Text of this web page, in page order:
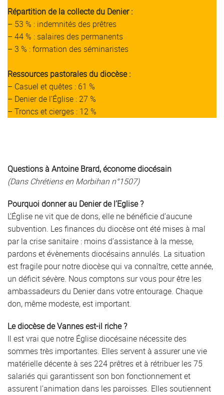
Répartition de la collecte du Denier :
– 53 % : indemnités des prêtres
– 44 % : salaires des permanents
– 3 % : formation des séminaristes
Ressources pastorales du diocèse :
– Casuel et quêtes : 61 %
– Denier de l’Église : 27 %
– Troncs et cierges : 12 %
Questions à Antoine Brard, économe diocésain
(Dans Chrétiens en Morbihan n°1507)
Pourquoi donner au Denier de l’Eglise ?
L’Église ne vit que de dons, elle ne bénéficie d’aucune
subvention. Les finances du diocèse ont été mises à mal
par la crise sanitaire : moins d’assistance à la messe,
pardons et évènements diocésains annulés. La situation
est fragile pour notre diocèse qui va connaître, cette année,
un déficit sévère. Nous comptons sur vous pour être les
ambassadeurs du Denier dans votre entourage. Chaque
don, même modeste, est important.
Le diocèse de Vannes est-il riche ?
Il est vrai que notre Église diocésaine nécessite des
sommes très importantes. Elles servent à assurer une vie
matérielle décente à ses 224 prêtres et à rétribuer les 75
salariés qui garantissent son bon fonctionnement et
assurent l’animation dans les paroisses. Elles soutiennent